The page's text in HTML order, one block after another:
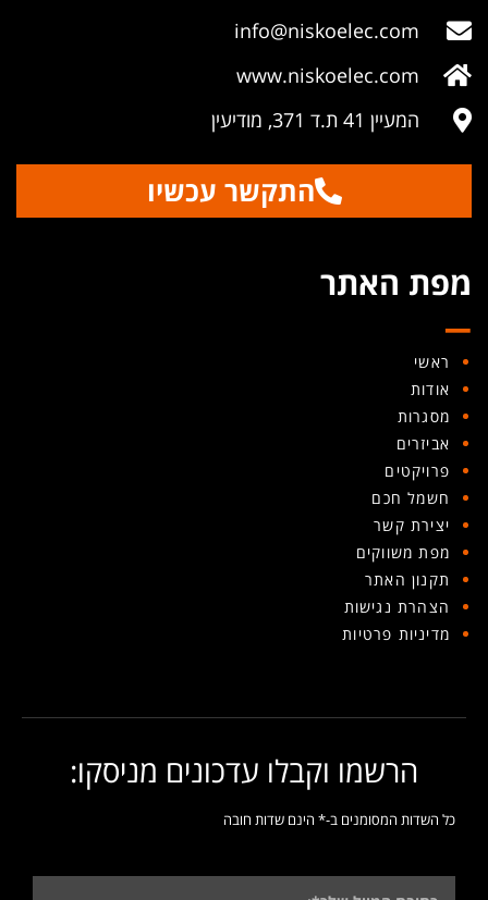
מפת האתר
_
ראשי
אודות
מסגרות
אביזרים
פרויקטים
חשמל חכם
יצירת קשר
מפת משווקים
תקנון האתר
הצהרת נגישות
מדיניות פרטיות
info@niskoelec.com
www.niskoelec.com
המעיין 41 ת.ד 371, מודיעין
התקשר עכשיו
הרשמו וקבלו עדכונים מניסקו:
כל השדות המסומנים ב-* הינם שדות חובה